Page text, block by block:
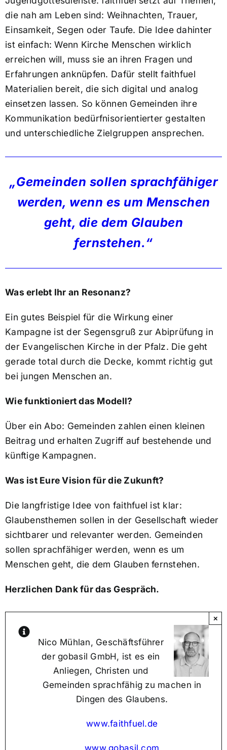
die nah am Leben sind: Weihnachten, Trauer,
Einsamkeit, Segen oder Taufe. Die Idee dahinter
ist einfach: Wenn Kirche Menschen wirklich
erreichen will, muss sie an ihren Fragen und
Erfahrungen anknüpfen. Dafür stellt faithfuel
Materialien bereit, die sich digital und analog
einsetzen lassen. So können Gemeinden ihre
Kommunikation bedürfnisorientierter gestalten
und unterschiedliche Zielgruppen ansprechen.
„Gemeinden sollen sprachfähiger
werden, wenn es um Menschen
geht, die dem Glauben
fernstehen.“
Was erlebt Ihr an Resonanz?
Ein gutes Beispiel für die Wirkung einer
Kampagne ist der Segensgruß zur Abiprüfung in
der Evangelischen Kirche in der Pfalz. Die geht
gerade total durch die Decke, kommt richtig gut
bei jungen Menschen an.
Wie funktioniert das Modell?
Über ein Abo: Gemeinden zahlen einen kleinen
Beitrag und erhalten Zugriff auf bestehende und
künftige Kampagnen.
Was ist Eure Vision für die Zukunft?
Die langfristige Idee von faithfuel ist klar:
Glaubensthemen sollen in der Gesellschaft wieder
sichtbarer und relevanter werden. Gemeinden
sollen sprachfähiger werden, wenn es um
Menschen geht, die dem Glauben fernstehen.
Herzlichen Dank für das Gespräch.
Nico Mühlan, Geschäftsführer
der gobasil GmbH, ist es ein
Anliegen, Christen und
Gemeinden sprachfähig zu machen in
Dingen des Glaubens.
www.faithfuel.de
×